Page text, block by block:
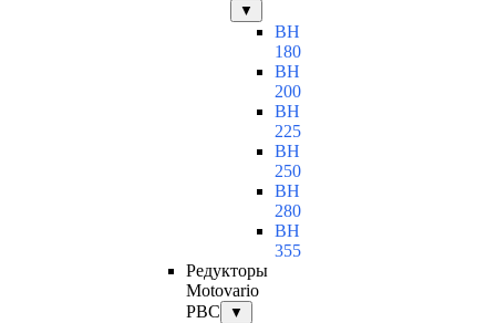
▼
BH
180
BH
200
BH
225
BH
250
BH
280
BH
355
Редукторы
Motovario
PBC
▼